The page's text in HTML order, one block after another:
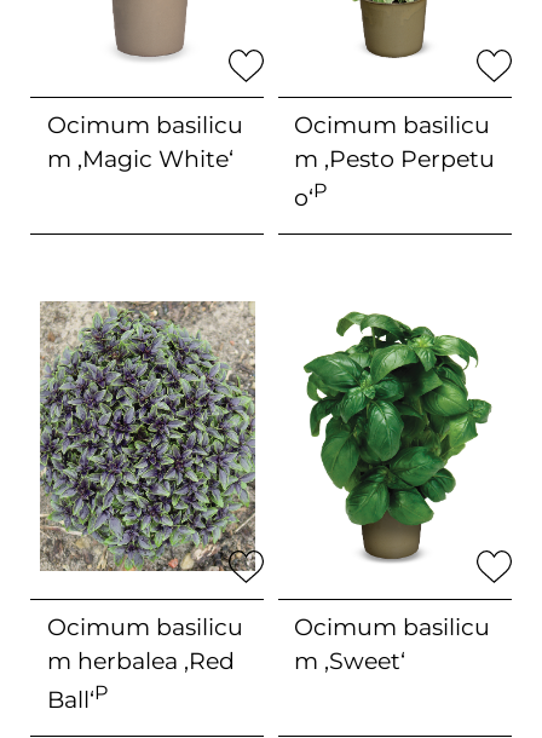
Ocimum basilicu
m ‚Magic White‘
Ocimum basilicu
m ‚Pesto Perpetu
o‘P
Ocimum basilicu
m herbalea ‚Red
Ball‘P
Ocimum basilicu
m ‚Sweet‘